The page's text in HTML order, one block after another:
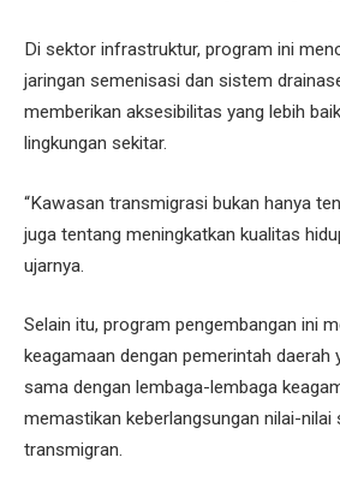
Di sektor infrastruktur, program ini
jaringan semenisasi dan sistem
memberikan aksesibilitas yang lebih
lingkungan sekitar.
“Kawasan transmigrasi bukan hanya
juga tentang meningkatkan kualitas
ujarnya.
Selain itu, program pengembangan ini
keagamaan dengan pemerintah daerah
sama dengan lembaga-lembaga
memastikan keberlangsungan nilai-
transmigran.